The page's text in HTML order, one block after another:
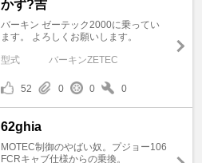
かず?吉
バーキン ゼーテック2000に乗ってい
ます。 よろしくお願いします。
型式 バーキンZETEC
52 0 0 0
62ghia
MOTEC制御のやばい奴。プジョー106
FCRキャブ仕様からの乗換。